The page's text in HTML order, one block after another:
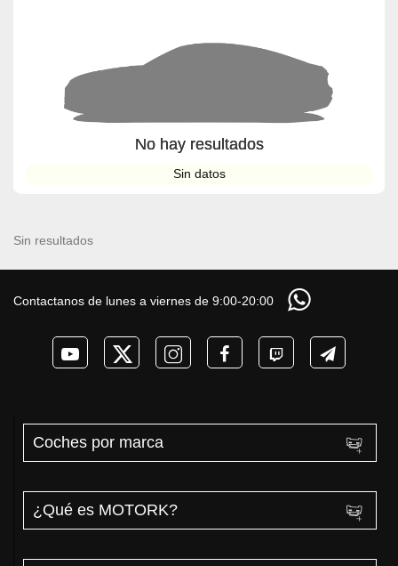
No hay resultados
Sin datos
Sin resultados
Contactanos de lunes a viernes de 9:00-20:00
Coches por marca
¿Qué es MOTORK?